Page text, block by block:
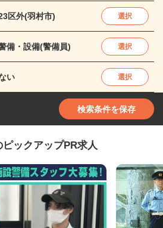
区外(羽村市) 選択
備・設備(警備員) 選択
い 選択
検索条件を保存
ックアップPR求人